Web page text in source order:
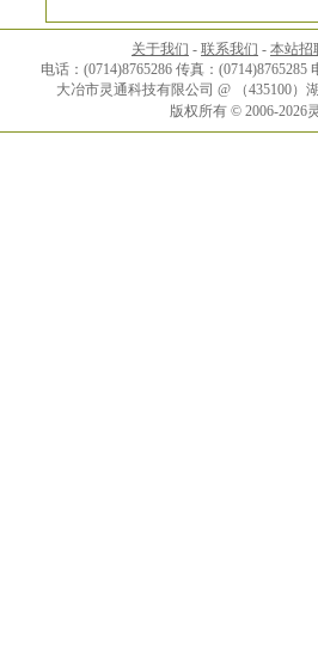
关于我们 - 联系我们 - 本站招
电话：(0714)8765286 传真：(0714)8765285
大冶市灵通科技有限公司 @ （435100
版权所有 © 2006-2026